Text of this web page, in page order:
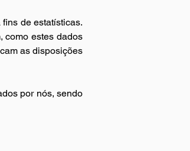
de estatísticas.
como estes dados
as disposições
por nós, sendo